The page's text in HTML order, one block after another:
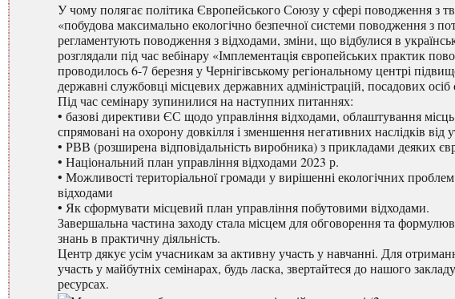
У чому полягає політика Європейського Союзу у сфері поводження з
«побудова максимально екологічно безпечної системи поводження з
регламентують поводження з відходами, зміни, що відбулися в
розглядали під час вебінару «Імплементація європейських практик
проводилось 6-7 березня у Чернігівському регіональному центрі
державні службовці місцевих державних адміністрацій, посадових
Під час семінару зупинилися на наступних питаннях:
• базові директиви ЄС щодо управління відходами, облаштування
спрямовані на охорону довкілля і зменшення негативних наслідків від
• РВВ (розширена відповідальність виробника) з прикладами деяких
• Національний план управління відходами 2023 р.
• Можливості територіальної громади у вирішенні екологічних
відходами
• Як сформувати місцевий план управління побутовими відходами.
Завершальна частина заходу стала місцем для обговорення та
знань в практичну діяльність.
Центр дякує усім учасникам за активну участь у навчанні. Для
участь у майбутніх семінарах, будь ласка, звертайтеся до нашого
ресурсах.